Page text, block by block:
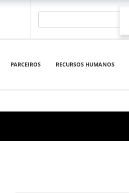
PARCEIROS RECURSOS HUMANOS